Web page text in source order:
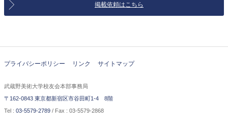
掲載依頼はこちら
プライバシーポリシー リンク サイトマップ
武蔵野美術大学校友会本部事務局
〒162-0843 東京都新宿区市谷田町1-4 8階
Tel : 03-5579-2789 / Fax : 03-5579-2868